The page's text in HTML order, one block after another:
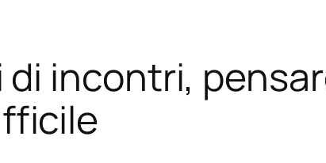
di incontri,